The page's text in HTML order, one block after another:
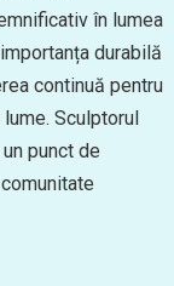
în lumea
durabilă
continuă pentru
Sculptorul
punct de